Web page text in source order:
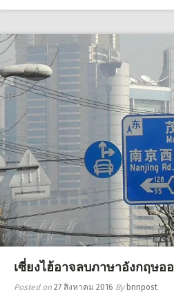
เซี่ยงไฮ้อาจลบภาษาอังกฤษอ
Posted on 27 สิงหาคม 2016 By bnnpost